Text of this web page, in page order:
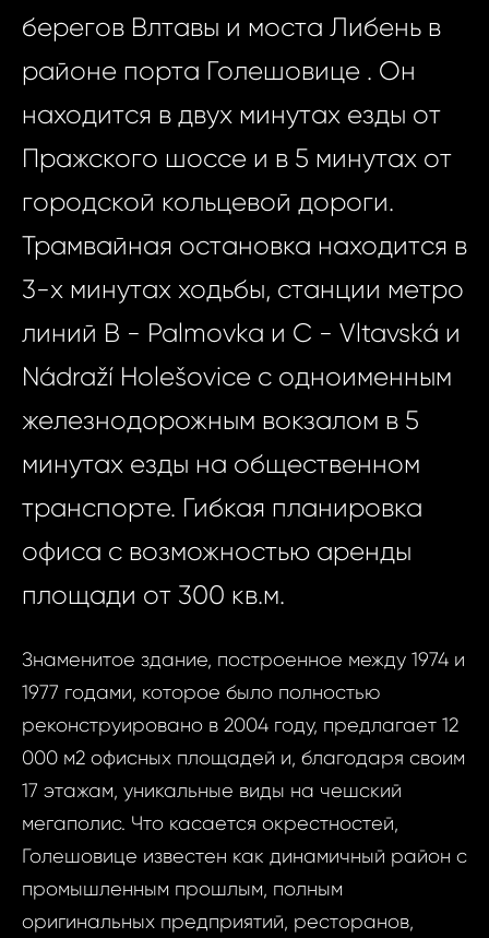
берегов Влтавы и моста Либень в
районе порта Голешовице . Он
находится в двух минутах езды от
Пражского шоссе и в 5 минутах от
городской кольцевой дороги.
Трамвайная остановка находится в
3-х минутах ходьбы, станции метро
линий B - Palmovka и C - Vltavská и
Nádraží Holešovice с одноименным
железнодорожным вокзалом в 5
минутах езды на общественном
транспорте. Гибкая планировка
офиса с возможностью аренды
площади от 300 кв.м.
Знаменитое здание, построенное между 1974 и
1977 годами, которое было полностью
реконструировано в 2004 году, предлагает 12
000 м2 офисных площадей и, благодаря своим
17 этажам, уникальные виды на чешский
мегаполис. Что касается окрестностей,
Голешовице известен как динамичный район с
промышленным прошлым, полным
оригинальных предприятий, ресторанов,
ID1591 -